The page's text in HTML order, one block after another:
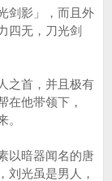
影」，而且外
四无，刀光剑
首，并且极有
在他带领下，
。
暗器闻名的唐
刘光虽是男人，